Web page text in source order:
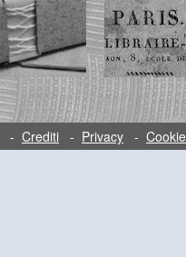
- Crediti - Privacy - Cookie